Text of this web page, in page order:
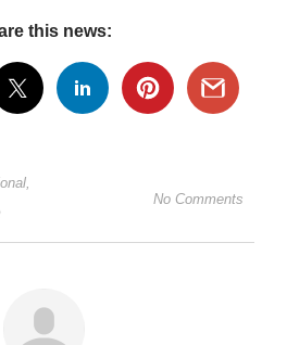
this news:
,
No Comments